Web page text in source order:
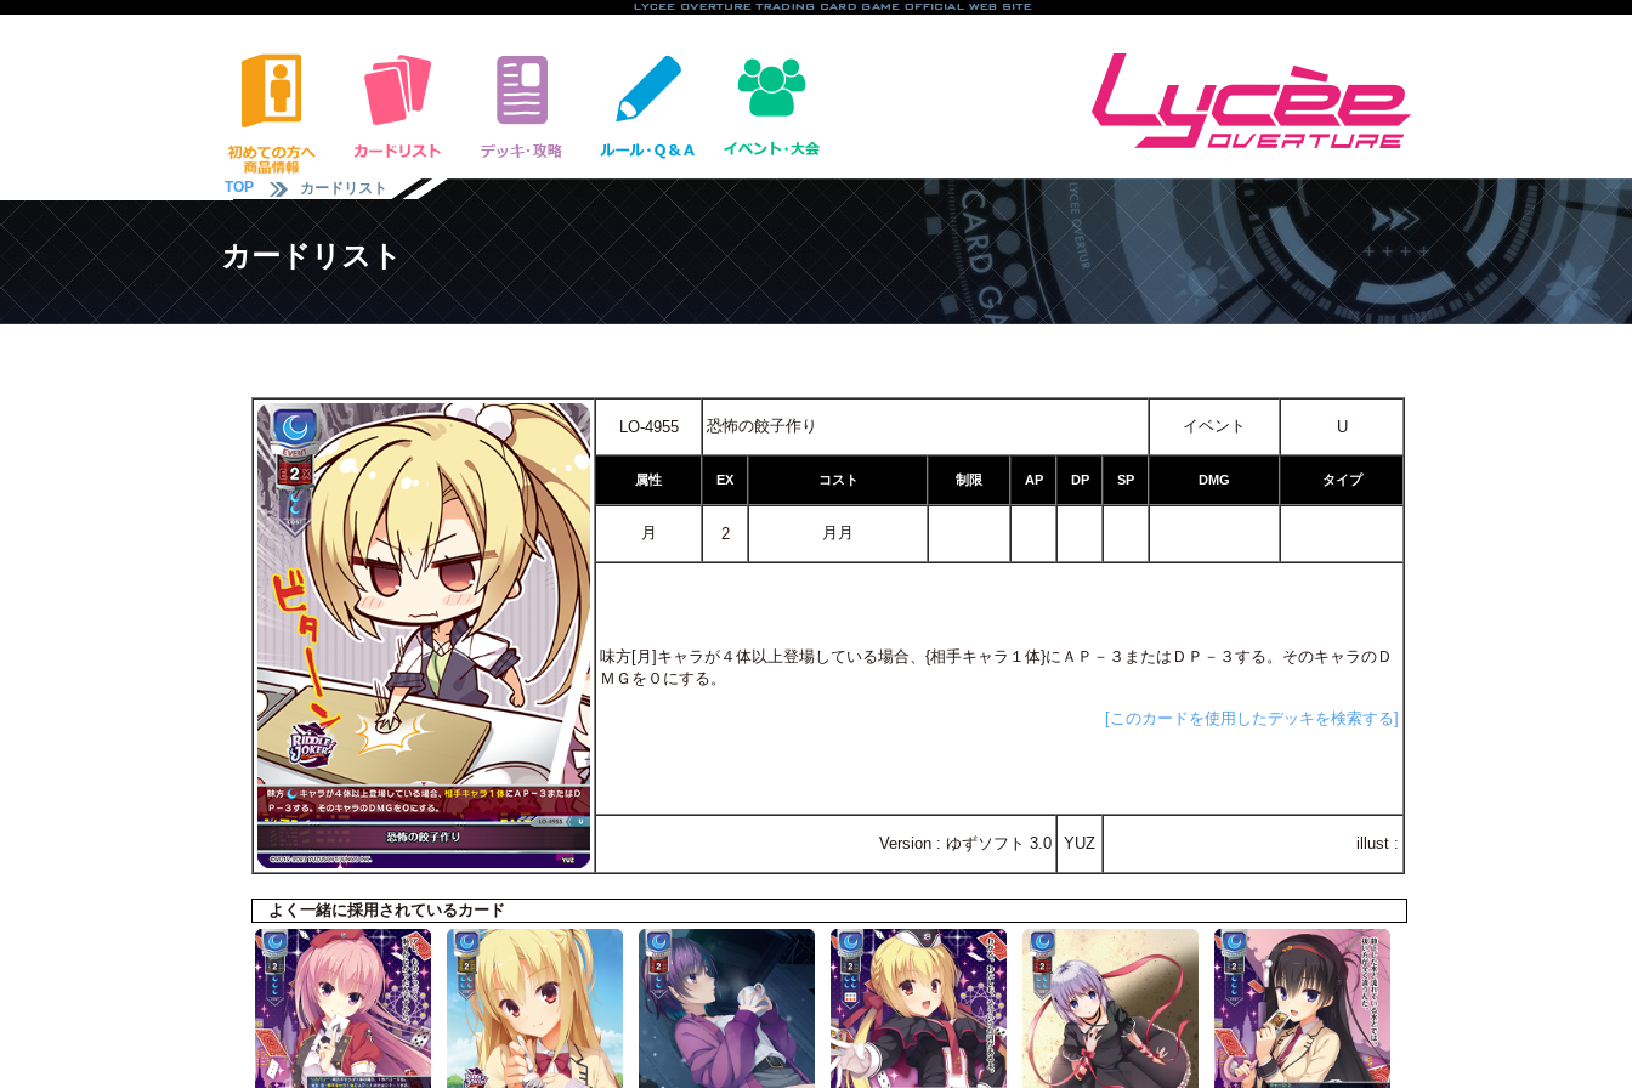
TOP カードリスト
カードリスト
LO-4955 恐怖の餃子作り イベント U
属性 EX コスト 制限 AP DP SP DMG タイプ
月 2 月月
味方[月]キャラが４体以上登場している場合、{相手キャラ１体}にＡＰ－３またはＤＰ－３する。そのキャラのＤ
ＭＧを０にする。
[このカードを使用したデッキを検索する]
Version : ゆずソフト 3.0 YUZ illust :
よく一緒に採用されているカード